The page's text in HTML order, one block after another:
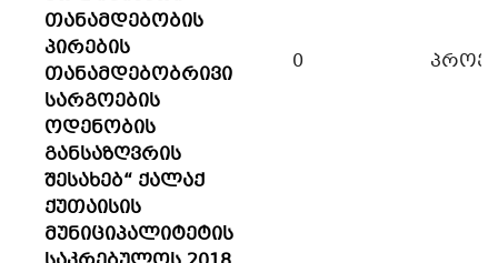
თანამდებობის
პირების
თანამდებობრივი
სარგოების
ოდენობის
განსაზღვრის
შესახებ“ ქალაქ
ქუთაისის
მუნიციპალიტეტის
0